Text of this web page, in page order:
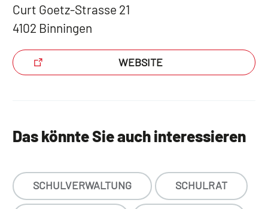
Curt Goetz-Strasse 21
4102 Binningen
WEBSITE
Das könnte Sie auch interessieren
SCHULVERWALTUNG SCHULRAT